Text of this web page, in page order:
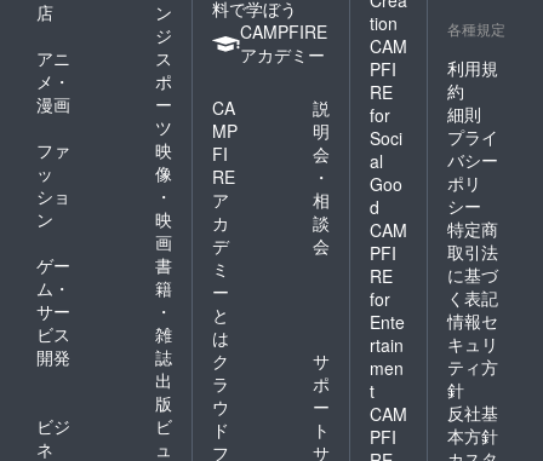
店
ン
ジ
アニ
メ・
漫画
ス
ポ
ー
ツ
ファ
ッ
ショ
ン
映
像
・
映
画
ゲー
ム・
サー
ビス
開発
書
籍
・
雑
誌
出
版
ビジ
ネ
ビ
ュ
料で学ぼう
CAMPFIRE
アカデミー
CA
MP
FI
RE
ア
カ
デ
ミ
ー
と
は
説
明
会
・
相
談
会
ク
ラ
ウ
ド
フ
サ
ポ
ー
ト
サ
tion
CAM
PFI
RE
for
Soci
al
Goo
d
CAM
PFI
RE
for
Ente
rtain
men
t
CAM
PFI
各種規定
利用規
約
細則
プライ
バシー
ポリ
シー
特定商
取引法
に基づ
く表記
情報セ
キュリ
ティ方
針
反社基
本方針